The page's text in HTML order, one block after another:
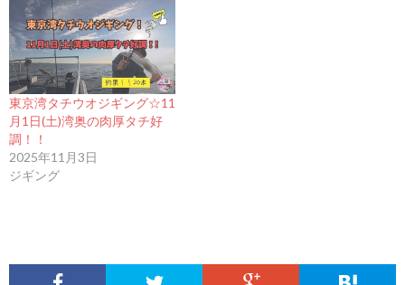
東京湾タチウオジギング☆11
月1日(土)湾奥の肉厚タチ好
調！！
2025年11月3日
ジギング